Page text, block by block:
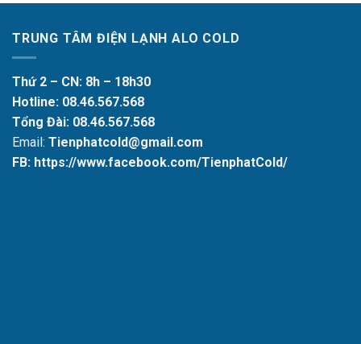
TRUNG TÂM ĐIỆN LẠNH ALO COLD
Thứ 2 – CN: 8h – 18h30
Hotline: 08.46.567.568
Tổng Đài: 08.46.567.568
Email: Tienphatcold@gmail.com
FB: https://www.facebook.com/TienphatCold/